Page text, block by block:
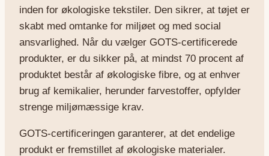
inden for økologiske tekstiler. Den sikrer, at tøjet er
skabt med omtanke for miljøet og med social
ansvarlighed. Når du vælger GOTS-certificerede
produkter, er du sikker på, at mindst 70 procent af
produktet består af økologiske fibre, og at enhver
brug af kemikalier, herunder farvestoffer, opfylder
strenge miljømæssige krav.
GOTS-certificeringen garanterer, at det endelige
produkt er fremstillet af økologiske materialer.